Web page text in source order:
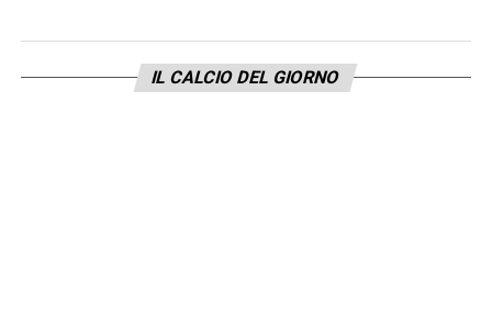
LA PLAYLIST DELLE NOSTRE TOP NEWS
IL CALCIO DEL GIORNO